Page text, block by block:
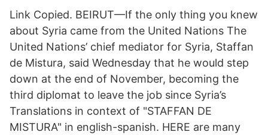
Link Copied. BEIRUT—If the only thing you knew
about Syria came from the United Nations The
United Nations’ chief mediator for Syria, Staffan
de Mistura, said Wednesday that he would step
down at the end of November, becoming the
third diplomat to leave the job since Syria’s
Translations in context of "STAFFAN DE
MISTURA" in english-spanish. HERE are many